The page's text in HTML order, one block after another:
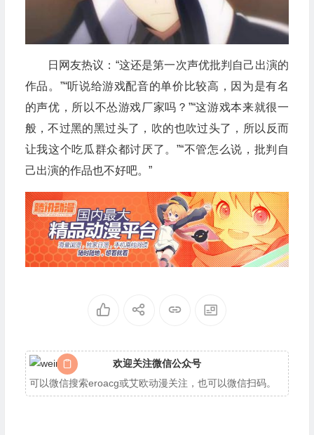
日网友热议：“这还是第一次声优批判自己出演的
作品。”“听说给游戏配音的单价比较高，因为是有名
的声优，所以不怂游戏厂家吗？”“这游戏本来就很一
般，不过黑的黑过头了，吹的也吹过头了，所以反而
让我这个吃瓜群众都讨厌了。”“不管怎么说，批判自
己出演的作品也不好吧。”
欢迎关注微信公众号
可以微信搜索eroacg或艾欧动漫关注，也可以微信扫码。